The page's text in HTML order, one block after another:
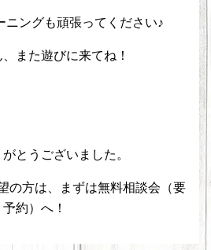
ニングも頑張ってください♪
また遊びに来てね！
とうございました。
の方は、まずは無料相談会（要
予約）へ！